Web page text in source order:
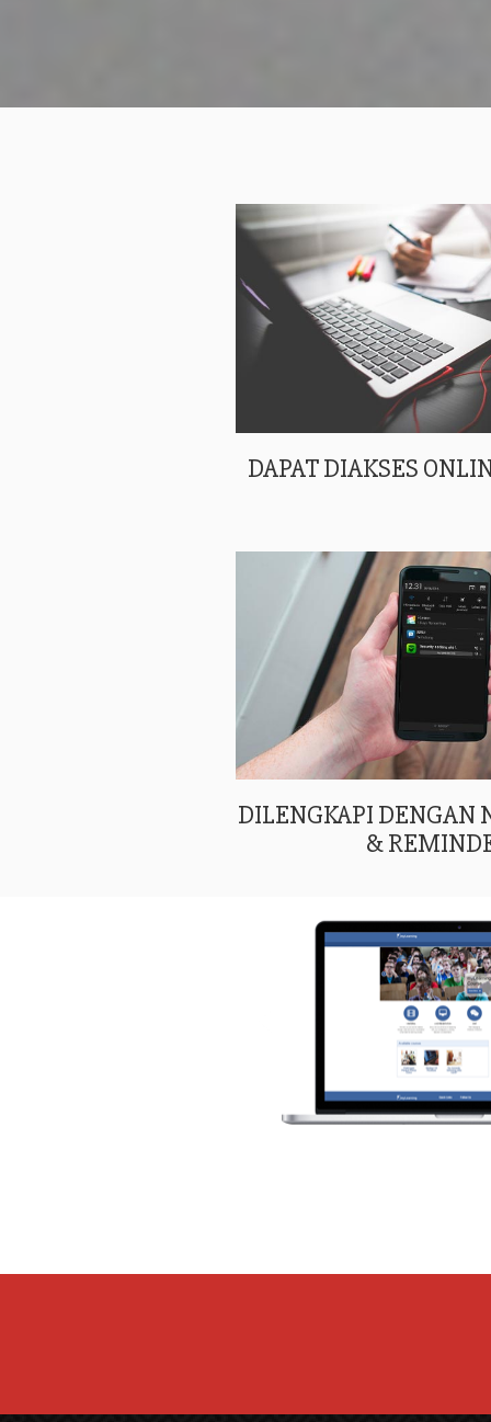
DAPAT DIAKSES
DILENGKAPI DENGAN
&